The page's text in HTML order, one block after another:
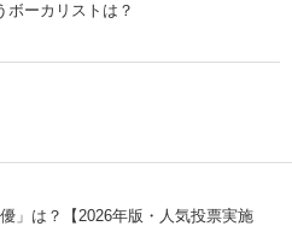
ボーカリストは？
」は？【2026年版・人気投票実施